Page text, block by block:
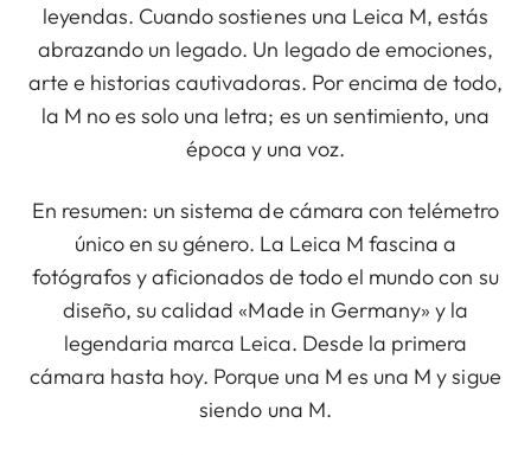
leyendas. Cuando sostienes una Leica M, estás
abrazando un legado. Un legado de emociones,
arte e historias cautivadoras. Por encima de todo,
la M no es solo una letra; es un sentimiento, una
época y una voz.
En resumen: un sistema de cámara con telémetro
único en su género. La Leica M fascina a
fotógrafos y aficionados de todo el mundo con su
diseño, su calidad «Made in Germany» y la
legendaria marca Leica. Desde la primera
cámara hasta hoy. Porque una M es una M y sigue
siendo una M.